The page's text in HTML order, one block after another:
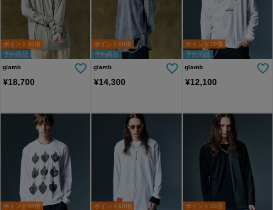
予約商品
ポイント10倍
glamb
¥18,700
予約商品
ポイント10倍
glamb
¥14,300
予約商品
ポイント10倍
glamb
¥12,100
ポイント10倍 ポイント10倍 ポイント10倍